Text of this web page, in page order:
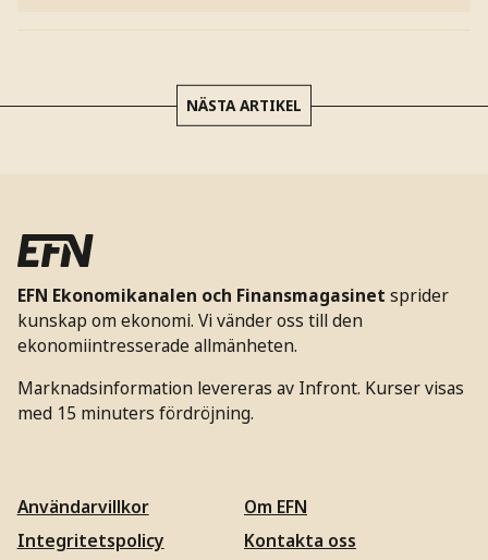
NÄSTA ARTIKEL
EFN Ekonomikanalen och Finansmagasinet sprider
kunskap om ekonomi. Vi vänder oss till den
ekonomiintresserade allmänheten.
Marknadsinformation levereras av Infront. Kurser visas
med 15 minuters fördröjning.
Användarvillkor
Integritetspolicy
Om EFN
Kontakta oss